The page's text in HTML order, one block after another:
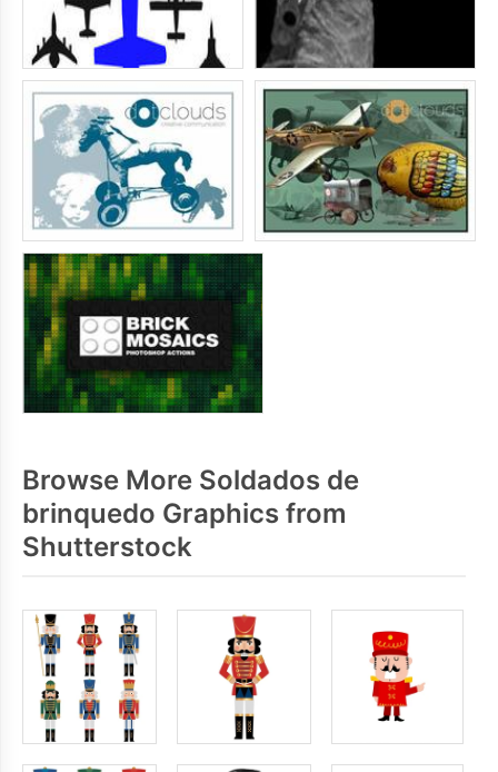
Browse More Soldados de
brinquedo Graphics from
Shutterstock